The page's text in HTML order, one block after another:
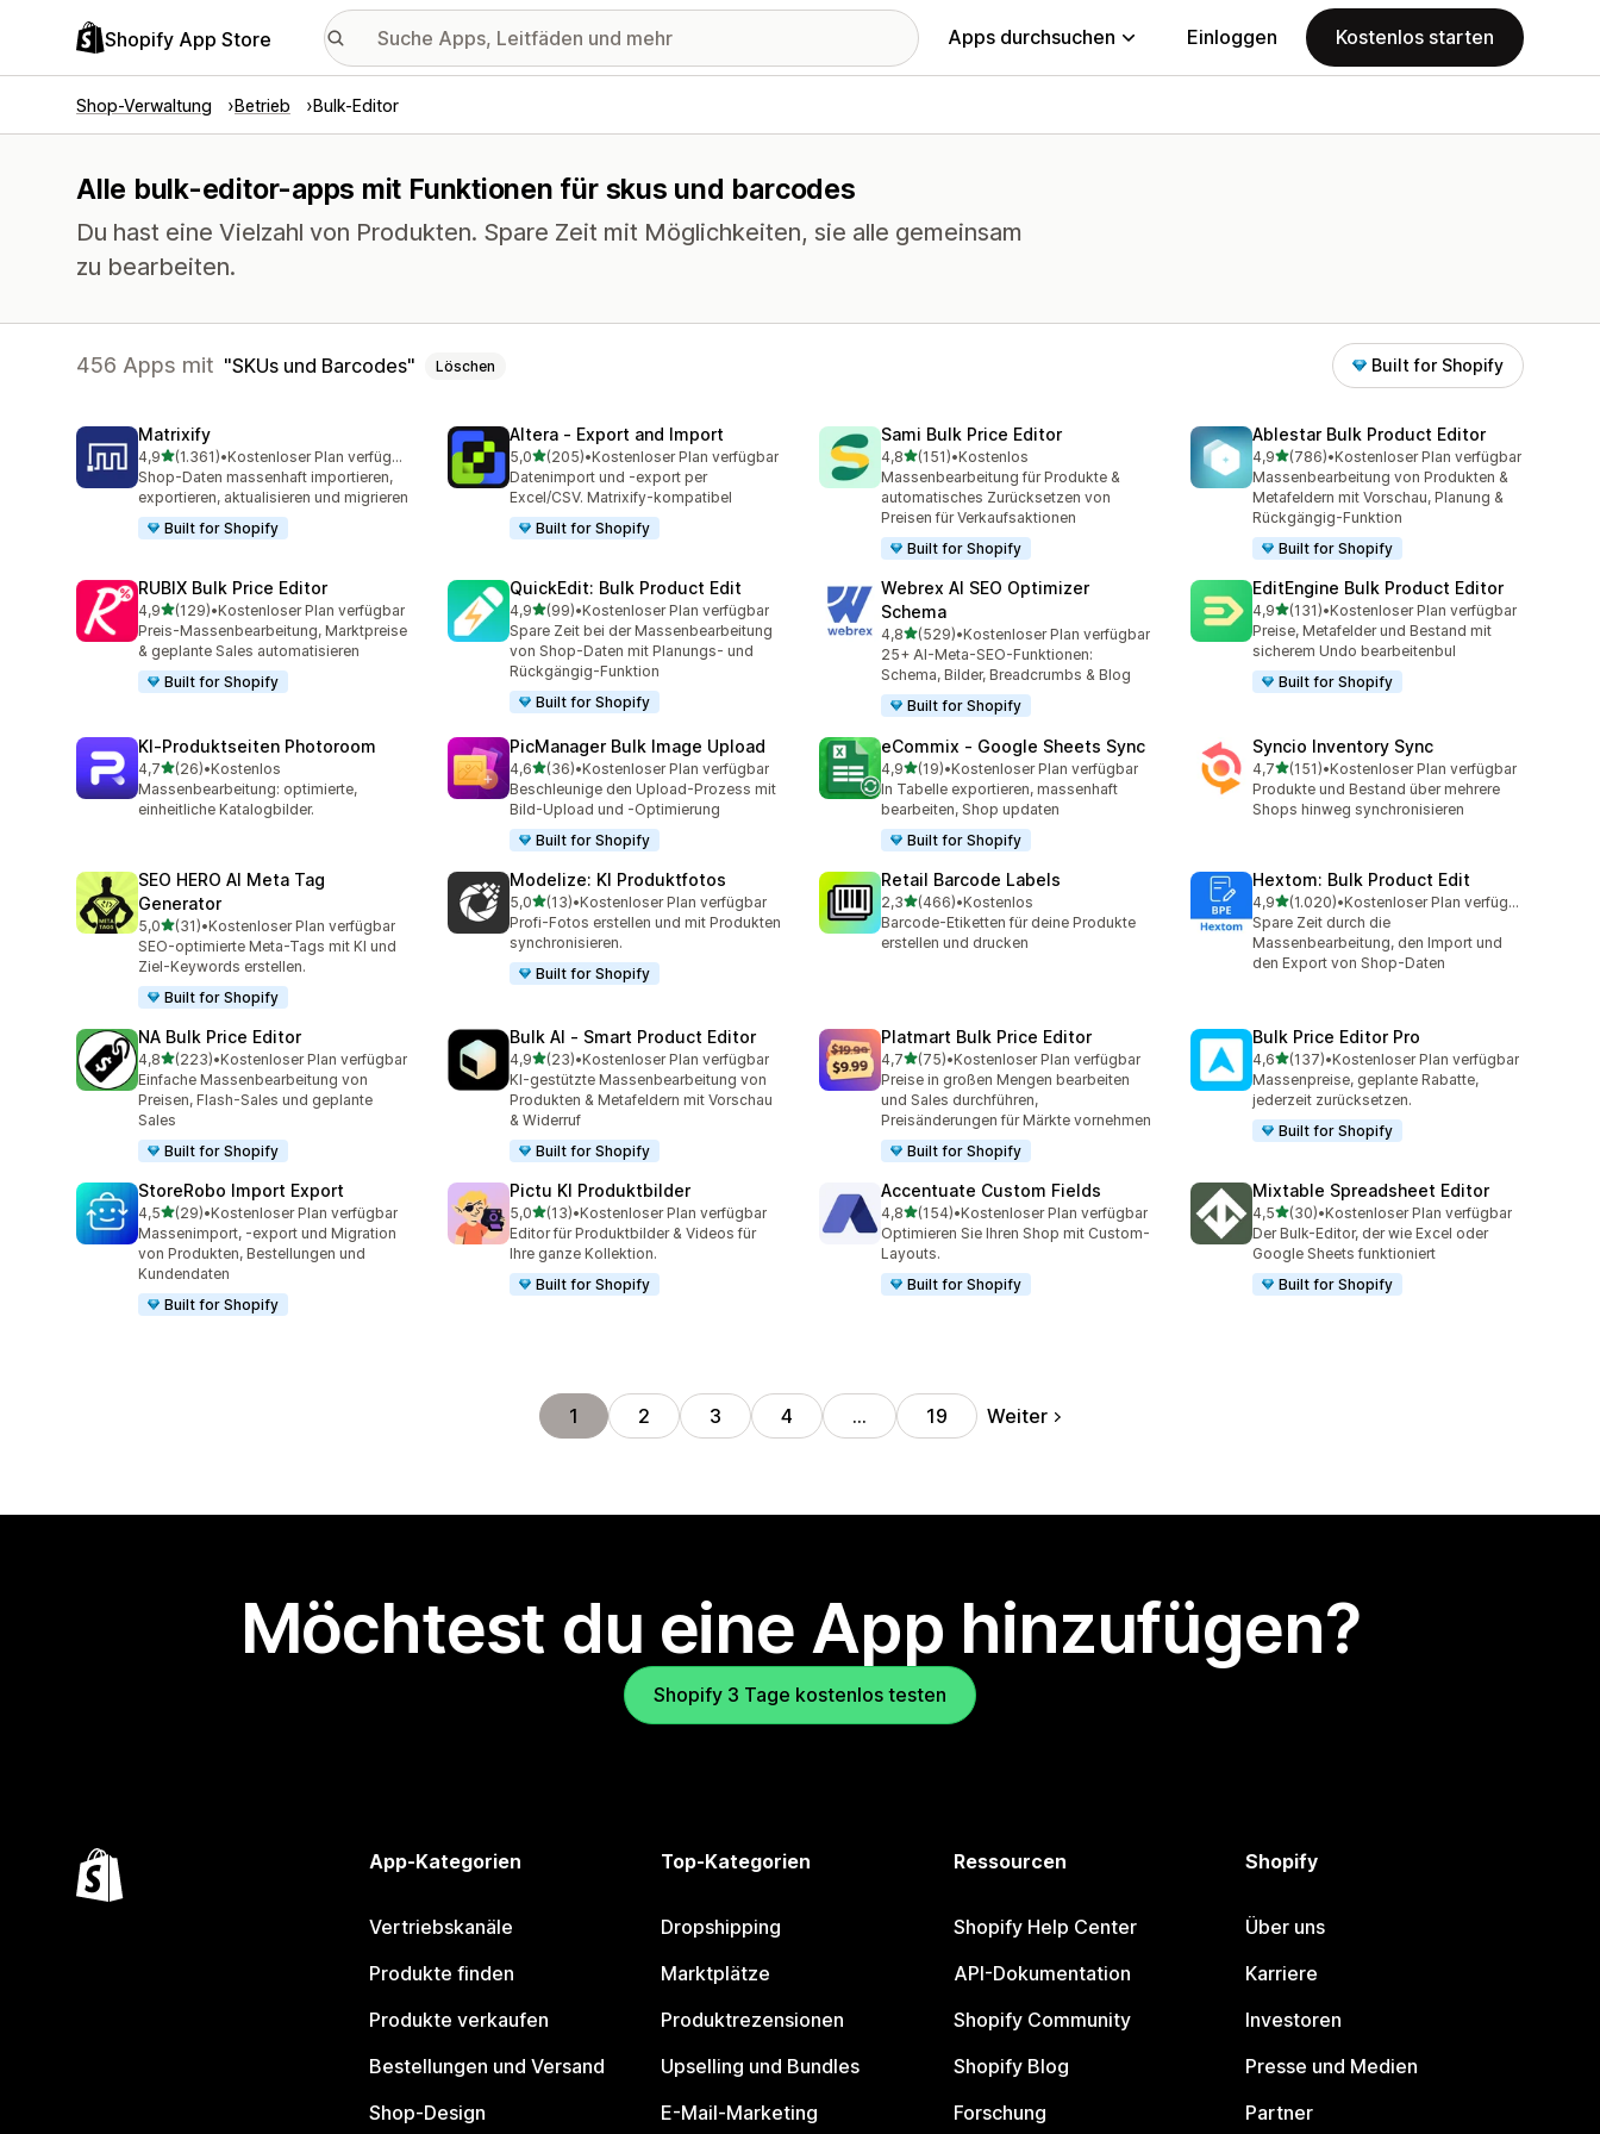
Shopify App Store Apps durchsuchen Einloggen Kostenlos starten
Shop-Verwaltung Betrieb Bulk-Editor
Alle bulk-editor-apps mit Funktionen für skus und barcodes
Du hast eine Vielzahl von Produkten. Spare Zeit mit Möglichkeiten, sie alle gemeinsam
zu bearbeiten.
456 Apps mit SKUs und Barcodes Löschen Built for Shopify
Matrixify
4,9von 5 Sternen
(1.361)
1361 Rezensionen insgesamt
•
Kostenloser Plan verfügbar
Shop-Daten massenhaft importieren,
exportieren, aktualisieren und migrieren
Built for Shopify
Altera ‑ Export and Import
5,0von 5 Sternen
(205)
205 Rezensionen insgesamt
•Kostenloser Plan verfügbar
Datenimport und -export per
Excel/CSV. Matrixify-kompatibel
Built for Shopify
Sami Bulk Price Editor
4,8von 5 Sternen
(151)
151 Rezensionen insgesamt
•Kostenlos
Massenbearbeitung für Produkte &
automatisches Zurücksetzen von
Preisen für Verkaufsaktionen
Built for Shopify
Ablestar Bulk Product Editor
4,9von 5 Sternen
(786)
786 Rezensionen insgesamt
•Kostenloser Plan verfügbar
Massenbearbeitung von Produkten &
Metafeldern mit Vorschau, Planung &
Rückgängig-Funktion
Built for Shopify
RUBIX Bulk Price Editor
4,9von 5 Sternen
(129)
129 Rezensionen insgesamt
•Kostenloser Plan verfügbar
Preis-Massenbearbeitung, Marktpreise
& geplante Sales automatisieren
Built for Shopify
QuickEdit: Bulk Product Edit
4,9von 5 Sternen
(99)
99 Rezensionen insgesamt
•Kostenloser Plan verfügbar
Spare Zeit bei der Massenbearbeitung
von Shop-Daten mit Planungs- und
Rückgängig-Funktion
Built for Shopify
Webrex AI SEO Optimizer
Schema
4,8von 5 Sternen
(529)
529 Rezensionen insgesamt
•Kostenloser Plan verfügbar
25+ AI-Meta-SEO-Funktionen:
Schema, Bilder, Breadcrumbs & Blog
Built for Shopify
EditEngine Bulk Product Editor
4,9von 5 Sternen
(131)
131 Rezensionen insgesamt
•Kostenloser Plan verfügbar
Preise, Metafelder und Bestand mit
sicherem Undo bearbeitenbul
Built for Shopify
KI‑Produktseiten Photoroom
4,7von 5 Sternen
(26)
26 Rezensionen insgesamt
•Kostenlos
Massenbearbeitung: optimierte,
einheitliche Katalogbilder.
PicManager Bulk Image Upload
4,6von 5 Sternen
(36)
36 Rezensionen insgesamt
•Kostenloser Plan verfügbar
Beschleunige den Upload-Prozess mit
Bild-Upload und -Optimierung
Built for Shopify
eCommix ‑ Google Sheets Sync
4,9von 5 Sternen
(19)
19 Rezensionen insgesamt
•Kostenloser Plan verfügbar
In Tabelle exportieren, massenhaft
bearbeiten, Shop updaten
Built for Shopify
Syncio Inventory Sync
4,7von 5 Sternen
(151)
151 Rezensionen insgesamt
•Kostenloser Plan verfügbar
Produkte und Bestand über mehrere
Shops hinweg synchronisieren
SEO HERO AI Meta Tag
Generator
5,0von 5 Sternen
(31)
31 Rezensionen insgesamt
•Kostenloser Plan verfügbar
SEO-optimierte Meta-Tags mit KI und
Ziel-Keywords erstellen.
Built for Shopify
Modelize: KI Produktfotos
5,0von 5 Sternen
(13)
13 Rezensionen insgesamt
•Kostenloser Plan verfügbar
Profi-Fotos erstellen und mit Produkten
synchronisieren.
Built for Shopify
Retail Barcode Labels
2,3von 5 Sternen
(466)
466 Rezensionen insgesamt
•Kostenlos
Barcode-Etiketten für deine Produkte
erstellen und drucken
Hextom: Bulk Product Edit
4,9von 5 Sternen
(1.020)
1020 Rezensionen insgesamt
•
Kostenloser Plan verfügbar
Spare Zeit durch die
Massenbearbeitung, den Import und
den Export von Shop-Daten
NA Bulk Price Editor
4,8von 5 Sternen
(223)
223 Rezensionen insgesamt
•Kostenloser Plan verfügbar
Einfache Massenbearbeitung von
Preisen, Flash-Sales und geplante
Sales
Built for Shopify
Bulk AI ‑ Smart Product Editor
4,9von 5 Sternen
(23)
23 Rezensionen insgesamt
•Kostenloser Plan verfügbar
KI-gestützte Massenbearbeitung von
Produkten & Metafeldern mit Vorschau
& Widerruf
Built for Shopify
Platmart Bulk Price Editor
4,7von 5 Sternen
(75)
75 Rezensionen insgesamt
•Kostenloser Plan verfügbar
Preise in großen Mengen bearbeiten
und Sales durchführen,
Preisänderungen für Märkte vornehmen
Built for Shopify
Bulk Price Editor Pro
4,6von 5 Sternen
(137)
137 Rezensionen insgesamt
•Kostenloser Plan verfügbar
Massenpreise, geplante Rabatte,
jederzeit zurücksetzen.
Built for Shopify
StoreRobo Import Export
4,5von 5 Sternen
(29)
29 Rezensionen insgesamt
•Kostenloser Plan verfügbar
Massenimport, -export und Migration
von Produkten, Bestellungen und
Kundendaten
Built for Shopify
Pictu KI Produktbilder
5,0von 5 Sternen
(13)
13 Rezensionen insgesamt
•Kostenloser Plan verfügbar
Editor für Produktbilder & Videos für
Ihre ganze Kollektion.
Built for Shopify
Accentuate Custom Fields
4,8von 5 Sternen
(154)
154 Rezensionen insgesamt
•Kostenloser Plan verfügbar
Optimieren Sie Ihren Shop mit Custom-
Layouts.
Built for Shopify
Mixtable Spreadsheet Editor
4,5von 5 Sternen
(30)
30 Rezensionen insgesamt
•Kostenloser Plan verfügbar
Der Bulk-Editor, der wie Excel oder
Google Sheets funktioniert
Built for Shopify
1 2 3 4 … 19 Weiter
Möchtest du eine App hinzufügen?
Shopify 3 Tage kostenlos testen
App-Kategorien
Vertriebskanäle
Produkte finden
Produkte verkaufen
Bestellungen und Versand
Shop-Design
Top-Kategorien
Dropshipping
Marktplätze
Produktrezensionen
Upselling und Bundles
E-Mail-Marketing
Ressourcen
Shopify Help Center
API-Dokumentation
Shopify Community
Shopify Blog
Forschung
Shopify
Über uns
Karriere
Investoren
Presse und Medien
Partner